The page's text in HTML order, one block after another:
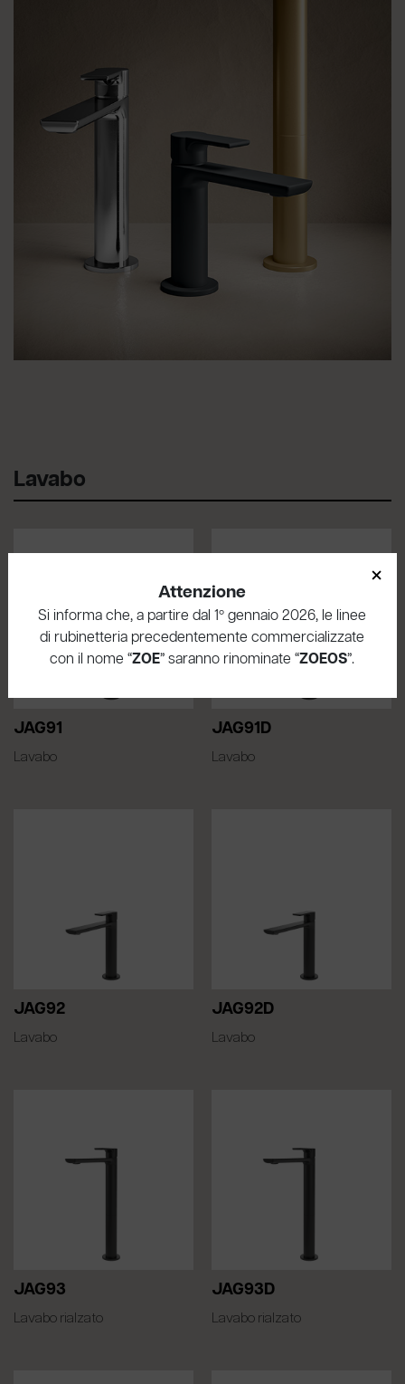
Lavabo
JAG91
Lavabo
JAG91D
Lavabo
JAG92
Lavabo
JAG92D
Lavabo
JAG93
Lavabo rialzato
JAG93D
Lavabo rialzato
×
Attenzione
Si informa che, a partire dal 1º gennaio 2026, le linee
di rubinetteria precedentemente commercializzate
con il nome “ZOE” saranno rinominate “ZOEOS”.